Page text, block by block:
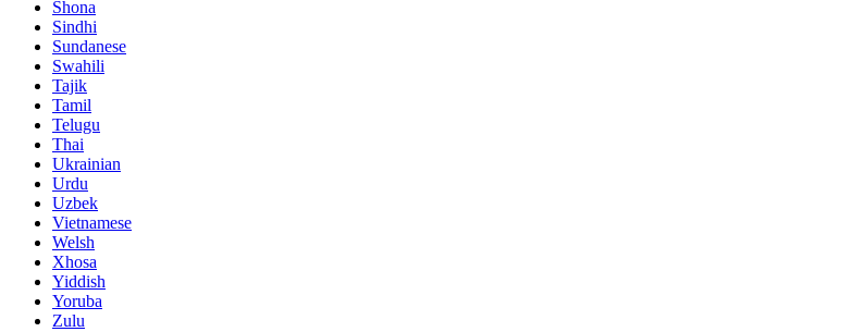
Shona
Sindhi
Sundanese
Swahili
Tajik
Tamil
Telugu
Thai
Ukrainian
Urdu
Uzbek
Vietnamese
Welsh
Xhosa
Yiddish
Yoruba
Zulu